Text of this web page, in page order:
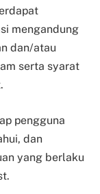
mengandung
dan/atau
serta syarat
pengguna
dan
yang berlaku